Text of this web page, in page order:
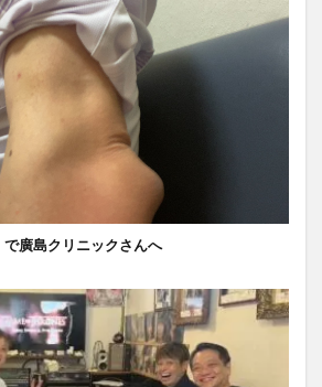
廣島クリニックさんへ